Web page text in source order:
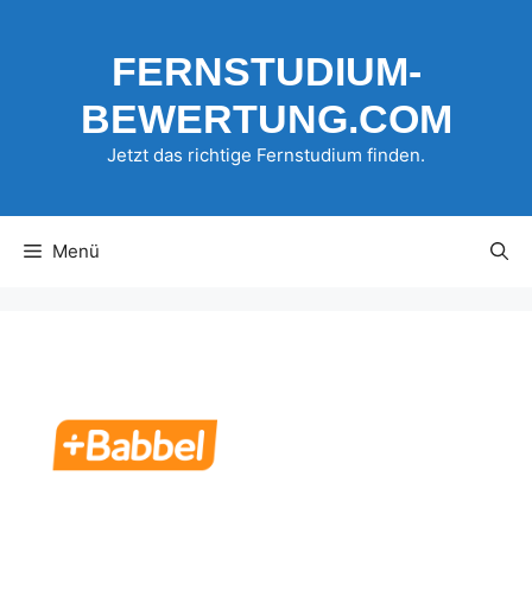
FERNSTUDIUM-
BEWERTUNG.COM
Jetzt das richtige Fernstudium finden.
Menü